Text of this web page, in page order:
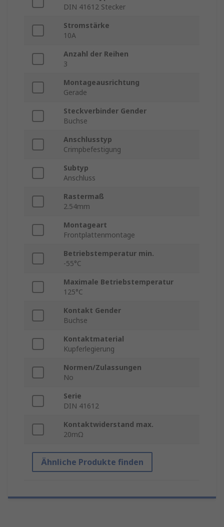
DIN 41612 Stecker
Stromstärke
10A
Anzahl der Reihen
3
Montageausrichtung
Gerade
Steckverbinder Gender
Buchse
Anschlusstyp
Crimpbefestigung
Subtyp
Anschluss
Rastermaß
2.54mm
Montageart
Frontplattenmontage
Betriebstemperatur min.
-55°C
Maximale Betriebstemperatur
125°C
Kontakt Gender
Buchse
Kontaktmaterial
Kupferlegierung
Normen/Zulassungen
No
Serie
DIN 41612
Kontaktwiderstand max.
20mΩ
Ähnliche Produkte finden